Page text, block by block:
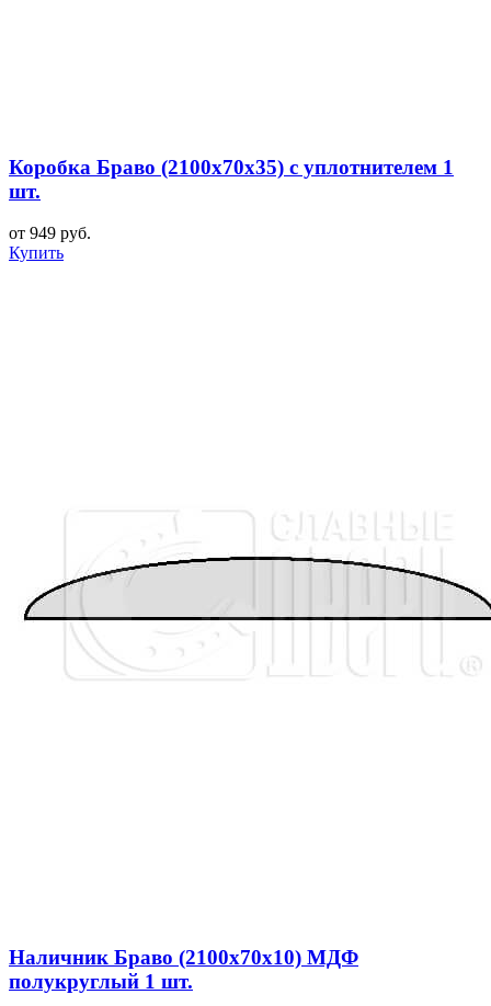
Коробка Браво (2100x70x35) с уплотнителем 1
шт.
от 949 руб.
Купить
Наличник Браво (2100x70x10) МДФ
полукруглый 1 шт.